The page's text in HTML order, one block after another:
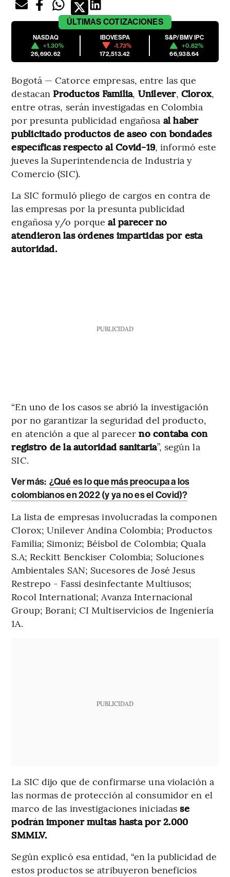
ÚLTIMAS COTIZACIONES
NASDAQ
+1.30%
26,690.62
IBOVESPA
-1.73%
172,513.42
S&P/BMV IPC
+0.82%
66,938.64
Bogotá — Catorce empresas, entre las que
destacan Productos Familia, Unilever, Clorox,
entre otras, serán investigadas en Colombia
por presunta publicidad engañosa al haber
publicitado productos de aseo con bondades
específicas respecto al Covid-19, informó este
jueves la Superintendencia de Industria y
Comercio (SIC).
La SIC formuló pliego de cargos en contra de
las empresas por la presunta publicidad
engañosa y/o porqueal parecer no
atendieron las órdenes impartidas por esta
autoridad.
PUBLICIDAD
“En uno de los casos se abrió la investigación
por no garantizar la seguridad del producto,
en atención a que al parecerno contaba con
registro de la autoridad sanitaria”, según la
SIC.
Ver más: ¿Qué es lo que más preocupa a los
colombianos en 2022 (y ya no es el Covid)?
La lista de empresas involucradas la componen
Clorox; Unilever Andina Colombia; Productos
Familia; Simoniz; Béisbol de Colombia; Quala
S.A; Reckitt Benckiser Colombia; Soluciones
Ambientales SAN; Sucesores de José Jesus
Restrepo - Fassi desinfectante Multiusos;
Rocol International; Avanza Internacional
Group; Borani; CI Multiservicios de Ingeniería
1A.
PUBLICIDAD
La SIC dijo que de confirmarse una violación a
las normas de protección al consumidor en el
marco de las investigaciones iniciadasse
podrán imponer multas hasta por 2.000
SMMLV.
Según explicó esa entidad, “en la publicidad de
estos productos se atribuyeron beneficios